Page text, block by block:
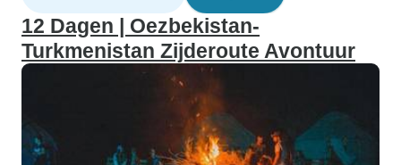
12 Dagen | Oezbekistan-
Turkmenistan Zijderoute Avontuur